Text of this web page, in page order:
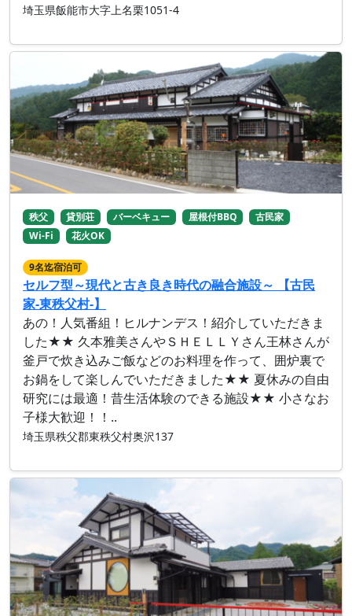
埼玉県飯能市大字上名栗1051-4
秩父 貸別荘 バーベキュー 屋根付BBQ
古民家
Wi-Fi
花火OK
9名迄宿泊可
セルフ型～現代と古き良き時代の融合施設～ 【古民
家-東秩父村-】
あの！人気番組！ヒルナンデス！紹介していただきま
した★★ 久本雅美さんやＳＨＥＬＬＹさん王林さんが
釜戸で炊き込みご飯などのお料理を作って、囲炉裏で
お鍋をして楽しんでいただきました★★ 夏休みの自由
研究には最適！昔生活体験のできる施設★★ 小さなお
子様大歓迎！！..
埼玉県秩父郡東秩父村奥沢137